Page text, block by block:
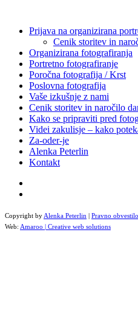
Prijava na organizirana
Cenik storitev in
Organizirana fotografiranja
Portretno fotografiranje
Poročna fotografija / Krst
Poslovna fotografija
Vaše izkušnje z nami
Cenik storitev in naročilo
Kako se pripraviti pred
Videi zakulisje – kako
Za-oder-je
Alenka Peterlin
Kontakt
Copyright by Alenka Peterlin | Pravno obvestilo
Web: Amaroo | Creative web solutions